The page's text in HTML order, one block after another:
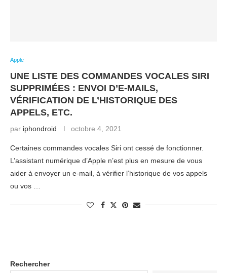
Apple
UNE LISTE DES COMMANDES VOCALES SIRI
SUPPRIMÉES : ENVOI D’E-MAILS,
VÉRIFICATION DE L’HISTORIQUE DES
APPELS, ETC.
par iphondroid octobre 4, 2021
Certaines commandes vocales Siri ont cessé de fonctionner.
L’assistant numérique d’Apple n’est plus en mesure de vous
aider à envoyer un e-mail, à vérifier l’historique de vos appels
ou vos …
Rechercher